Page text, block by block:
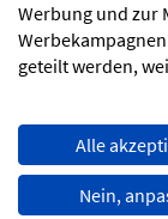
Werbung und zur
geteilt werden,
Alle
Nein,
© 2026 AGL Activ
Services GmbH